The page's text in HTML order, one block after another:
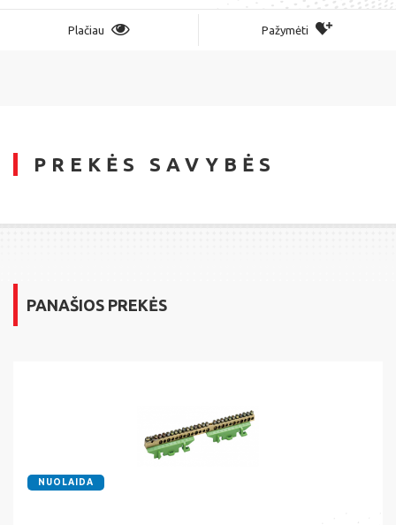
Plačiau Pažymėti
PREKĖS SAVYBĖS
PANAŠIOS PREKĖS
NUOLAIDA